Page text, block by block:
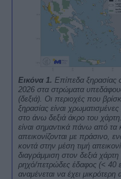
Εικόνα 1. Επίπεδα ξηρασίας
2026 στα στρώματα
(δεξιά). Οι περιοχές που
ξηρασίας είναι
στο άνω δεξιά άκρο του
είναι σημαντικά πάνω από τα
απεικονίζονται με πράσινο,
κοντά στην μέση τιμή
διαγράμμιση στον δεξιά
ρηχό/πετρώδες έδαφος (< 40
αναμένεται να έχει μικρότερη